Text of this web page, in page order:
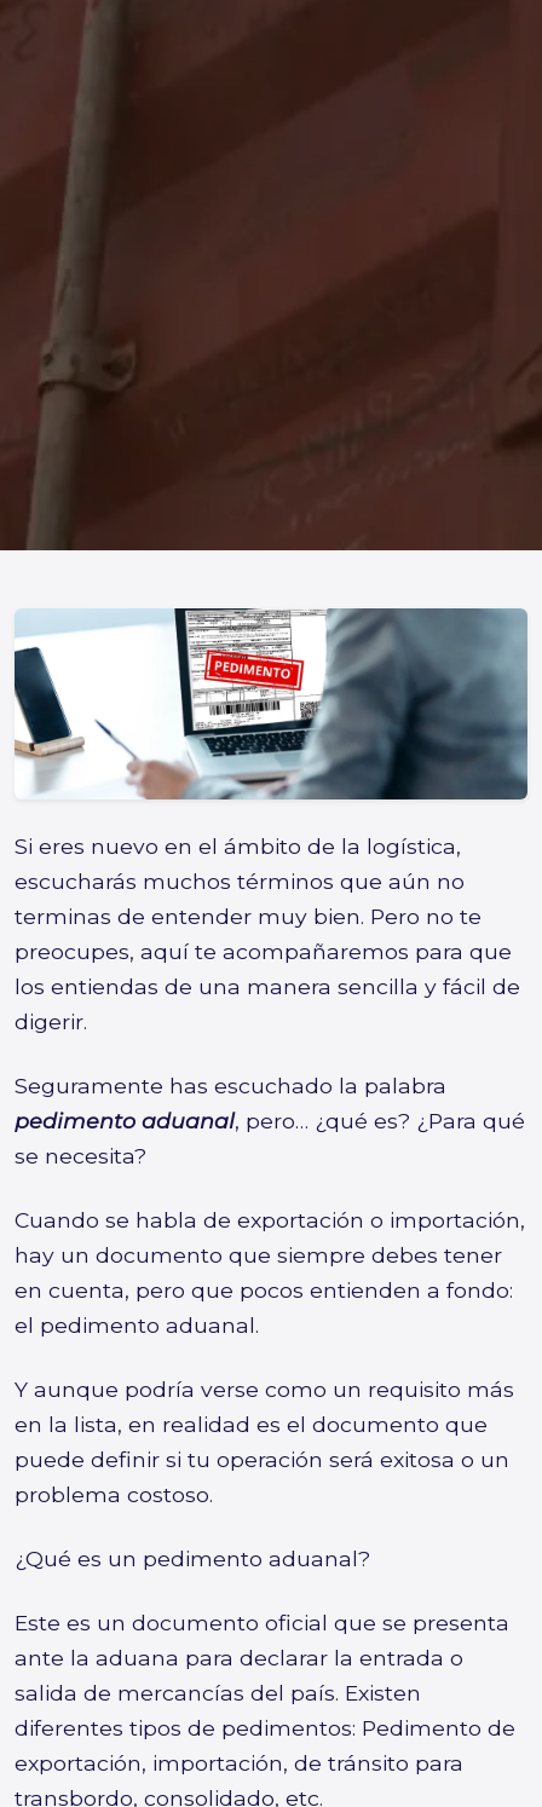
Si eres nuevo en el ámbito de la logística,
escucharás muchos términos que aún no
terminas de entender muy bien. Pero no te
preocupes, aquí te acompañaremos para que
los entiendas de una manera sencilla y fácil de
digerir.
Seguramente has escuchado la palabra
pedimento aduanal, pero… ¿qué es? ¿Para qué
se necesita?
Cuando se habla de exportación o importación,
hay un documento que siempre debes tener
en cuenta, pero que pocos entienden a fondo:
el pedimento aduanal.
Y aunque podría verse como un requisito más
en la lista, en realidad es el documento que
puede definir si tu operación será exitosa o un
problema costoso.
¿Qué es un pedimento aduanal?
Este es un documento oficial que se presenta
ante la aduana para declarar la entrada o
salida de mercancías del país. Existen
diferentes tipos de pedimentos: Pedimento de
exportación, importación, de tránsito para
transbordo, consolidado, etc.